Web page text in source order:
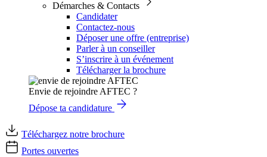
Démarches & Contacts
Candidater
Contactez-nous
Déposer une offre (entreprise)
Parler à un conseiller
S’inscrire à un événement
Télécharger la brochure
Envie de rejoindre AFTEC ?
Dépose ta candidature
Téléchargez notre brochure
Portes ouvertes